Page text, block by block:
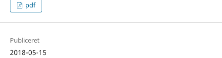
pdf
Publiceret
2018-05-15